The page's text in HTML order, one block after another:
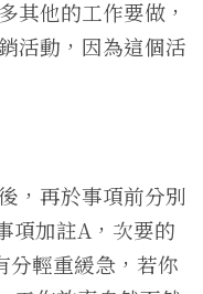
其他的工作要做，
活動，因為這個活
，再於事項前分別
項加註A，次要的
分輕重緩急，若你